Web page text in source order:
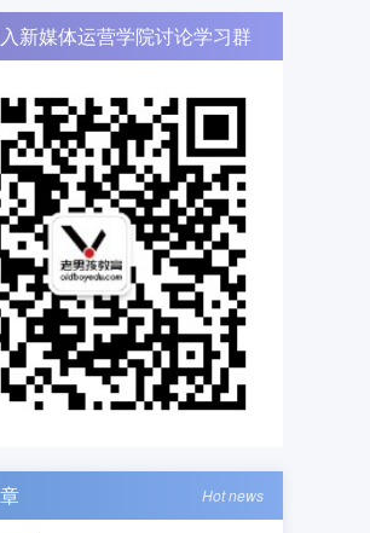
新媒体运营学院讨论学习群
Hot news